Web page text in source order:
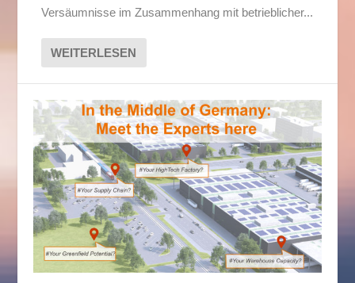
Versäumnisse im Zusammenhang mit betrieblicher...
WEITERLESEN